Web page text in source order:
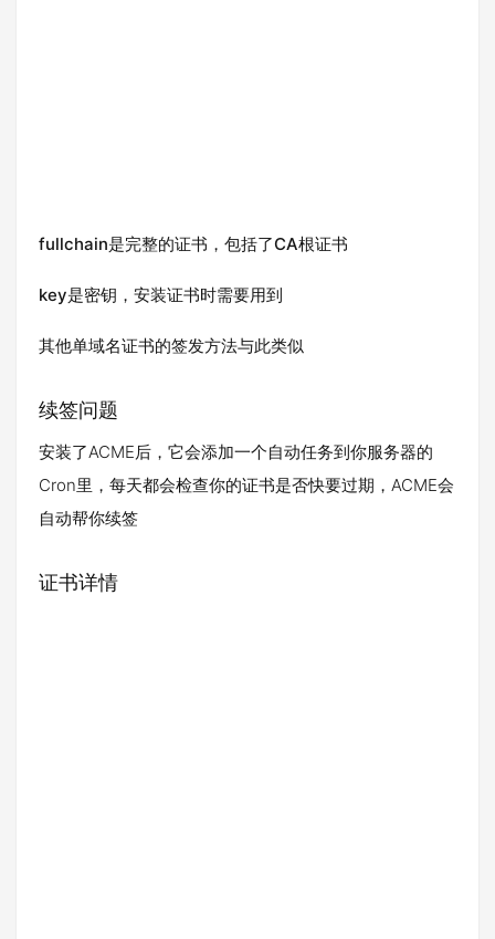
fullchain是完整的证书，包括了CA根证书
key是密钥，安装证书时需要用到
其他单域名证书的签发方法与此类似
续签问题
安装了ACME后，它会添加一个自动任务到你服务器的
Cron里，每天都会检查你的证书是否快要过期，ACME会
自动帮你续签
证书详情